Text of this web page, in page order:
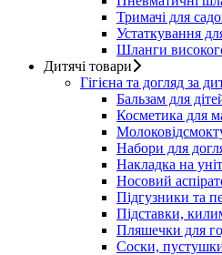
Тримачі для
Устаткування
Шланги
Дитячі товари
Гігієна та догляд за
Бальзам для
Косметика для
Набори для
Накладка на
Носовий
Підгузники та
Підставки,
Пляшечки для
Соски, пустушки